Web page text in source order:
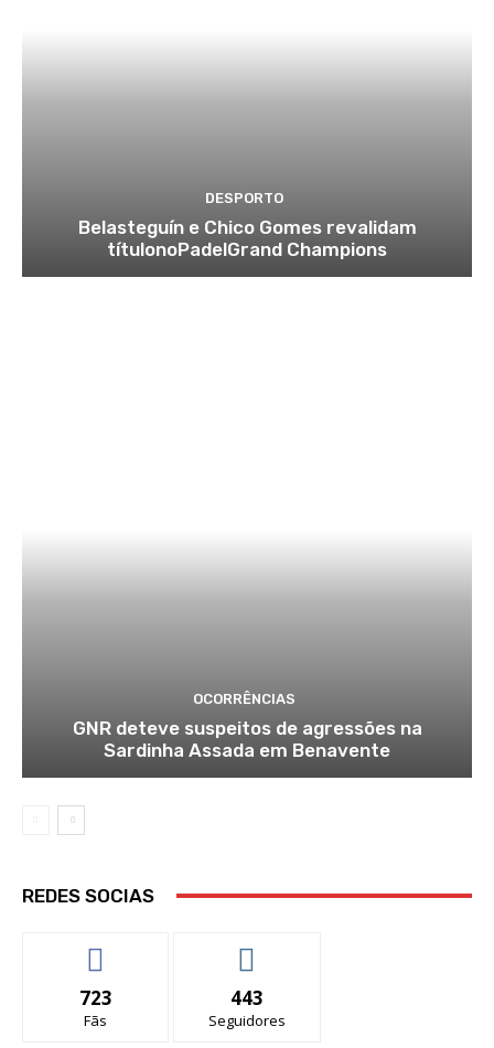
DESPORTO
Belasteguín e Chico Gomes revalidam
títulonoPadelGrand Champions
OCORRÊNCIAS
GNR deteve suspeitos de agressões na
Sardinha Assada em Benavente
REDES SOCIAS
723
Fãs
443
Seguidores